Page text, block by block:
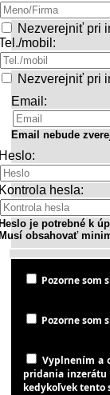
Nezverejniť pri
mobil:
Nezverejniť pri
Email:
Email nebude
hesla:
je potrebné k
obsahovať
Pozorne som
Pozorne som
Vyplnením a
pridania inzerátu
kedykoľvek tento